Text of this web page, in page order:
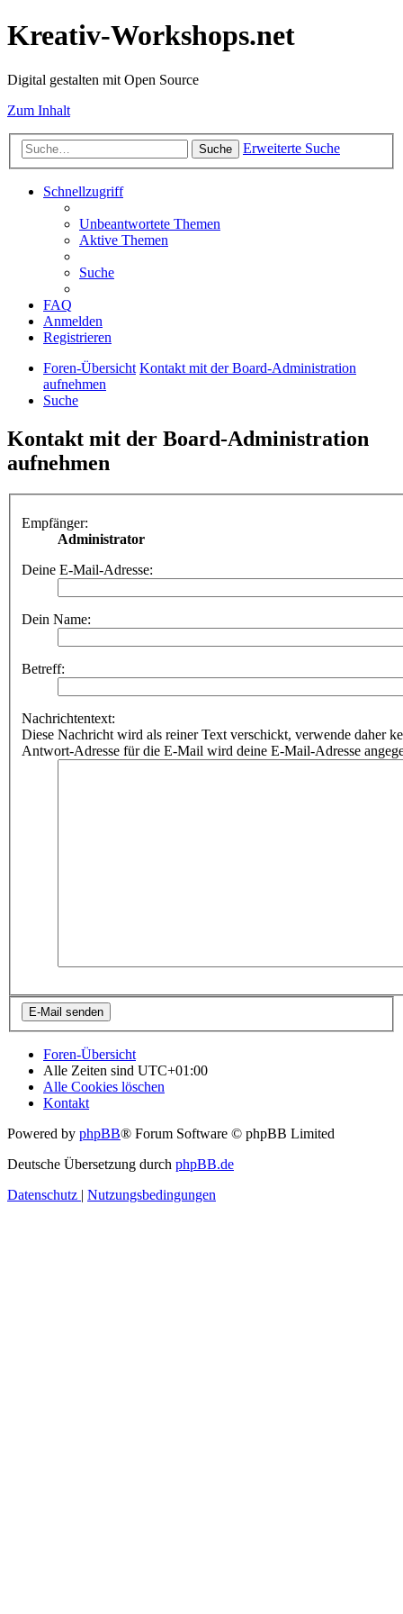
Kreativ-Workshops.net
Digital gestalten mit Open Source
Zum Inhalt
Suche Erweiterte Suche
Schnellzugriff
Unbeantwortete Themen
Aktive Themen
Suche
FAQ
Anmelden
Registrieren
Foren-Übersicht Kontakt mit der Board-Administration
aufnehmen
Suche
Kontakt mit der Board-Administration
aufnehmen
Empfänger:
Administrator
Deine E-Mail-Adresse:
Dein Name:
Betreff:
Nachrichtentext:
Diese Nachricht wird als reiner Text verschickt, verwende daher
Antwort-Adresse für die E-Mail wird deine E-Mail-Adresse
Foren-Übersicht
Alle Zeiten sind UTC+01:00
Alle Cookies löschen
Kontakt
Powered by phpBB® Forum Software © phpBB Limited
Deutsche Übersetzung durch phpBB.de
Datenschutz
Nutzungsbedingungen